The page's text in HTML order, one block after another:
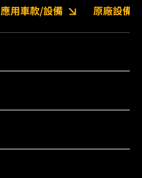
應用車款/設備 原廠設備